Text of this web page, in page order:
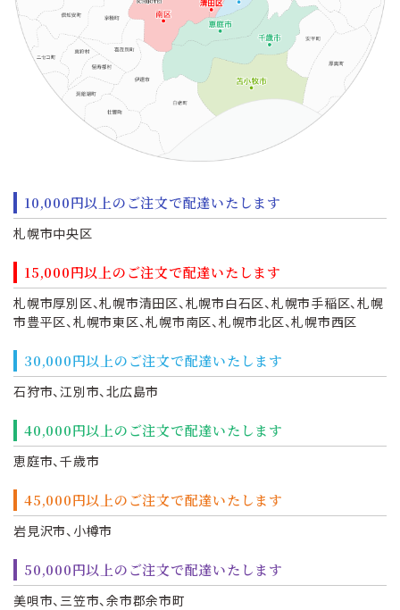
10,000円以上のご注文で配達いたします
札幌市中央区
15,000円以上のご注文で配達いたします
札幌市厚別区、札幌市清田区、札幌市白石区、札幌市手稲区、札幌
市豊平区、札幌市東区、札幌市南区、札幌市北区、札幌市西区
30,000円以上のご注文で配達いたします
石狩市、江別市、北広島市
40,000円以上のご注文で配達いたします
恵庭市、千歳市
45,000円以上のご注文で配達いたします
岩見沢市、小樽市
50,000円以上のご注文で配達いたします
美唄市、三笠市、余市郡余市町